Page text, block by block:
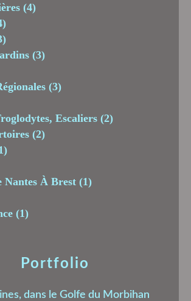
(4)
(3)
(3)
Escaliers (2)
(2)
Nantes À Brest (1)
(1)
Portfolio
dans le Golfe du Morbihan